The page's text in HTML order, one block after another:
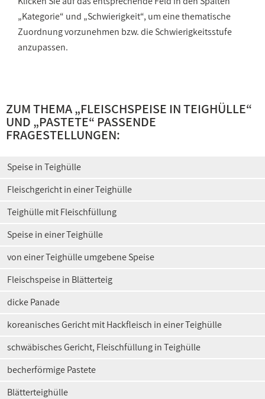
„Kategorie“ und „Schwierigkeit“, um eine thematische
Zuordnung vorzunehmen bzw. die Schwierigkeitsstufe
anzupassen.
ZUM THEMA „FLEISCHSPEISE IN TEIGHÜLLE“
UND „PASTETE“ PASSENDE
FRAGESTELLUNGEN:
Speise in Teighülle
Fleischgericht in einer Teighülle
Teighülle mit Fleischfüllung
Speise in einer Teighülle
von einer Teighülle umgebene Speise
Fleischspeise in Blätterteig
dicke Panade
koreanisches Gericht mit Hackfleisch in einer Teighülle
schwäbisches Gericht, Fleischfüllung in Teighülle
becherförmige Pastete
Blätterteighülle